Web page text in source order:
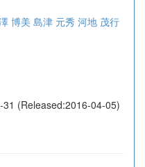
博美 島津 元秀 河地 茂行
(Released:2016-04-05)